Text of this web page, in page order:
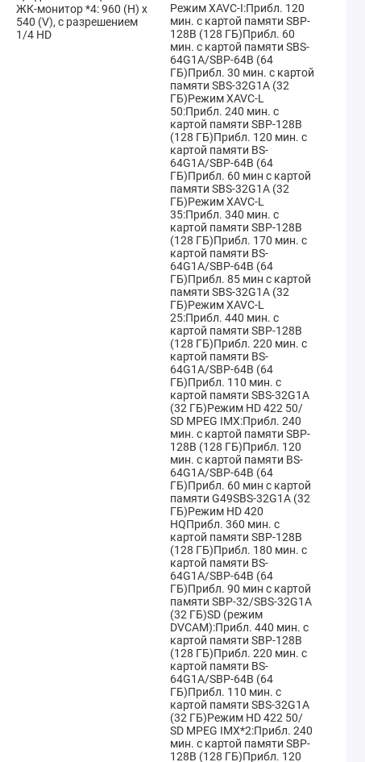
ЖК-монитор *4: 960 (H) x
540 (V), с разрешением
1/4 HD
Режим XAVC-I:Прибл. 120
мин. с картой памяти SBP-
128B (128 ГБ)Прибл. 60
мин. с картой памяти SBS-
64G1A/SBP-64B (64
ГБ)Прибл. 30 мин. с картой
памяти SBS-32G1A (32
ГБ)Режим XAVC-L
50:Прибл. 240 мин. с
картой памяти SBP-128B
(128 ГБ)Прибл. 120 мин. с
картой памяти BS-
64G1A/SBP-64B (64
ГБ)Прибл. 60 мин с картой
памяти SBS-32G1A (32
ГБ)Режим XAVC-L
35:Прибл. 340 мин. с
картой памяти SBP-128B
(128 ГБ)Прибл. 170 мин. с
картой памяти BS-
64G1A/SBP-64B (64
ГБ)Прибл. 85 мин с картой
памяти SBS-32G1A (32
ГБ)Режим XAVC-L
25:Прибл. 440 мин. с
картой памяти SBP-128B
(128 ГБ)Прибл. 220 мин. с
картой памяти BS-
64G1A/SBP-64B (64
ГБ)Прибл. 110 мин. с
картой памяти SBS-32G1A
(32 ГБ)Режим HD 422 50/
SD MPEG IMX:Прибл. 240
мин. с картой памяти SBP-
128B (128 ГБ)Прибл. 120
мин. с картой памяти BS-
64G1A/SBP-64B (64
ГБ)Прибл. 60 мин с картой
памяти G49SBS-32G1A (32
ГБ)Режим HD 420
HQПрибл. 360 мин. с
картой памяти SBP-128B
(128 ГБ)Прибл. 180 мин. с
картой памяти BS-
64G1A/SBP-64B (64
ГБ)Прибл. 90 мин с картой
памяти SBP-32/SBS-32G1A
(32 ГБ)SD (режим
DVCAM):Прибл. 440 мин. с
картой памяти SBP-128B
(128 ГБ)Прибл. 220 мин. с
картой памяти BS-
64G1A/SBP-64B (64
ГБ)Прибл. 110 мин. с
картой памяти SBS-32G1A
(32 ГБ)Режим HD 422 50/
SD MPEG IMX*2:Прибл. 240
мин. с картой памяти SBP-
128B (128 ГБ)Прибл. 120